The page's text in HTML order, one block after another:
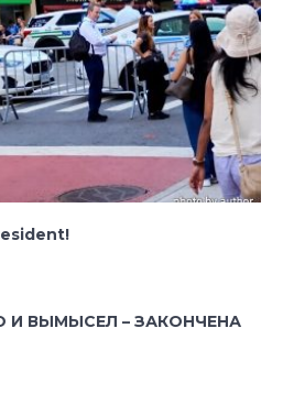
И ВЫМЫСЕЛ – ЗАКОНЧЕНА